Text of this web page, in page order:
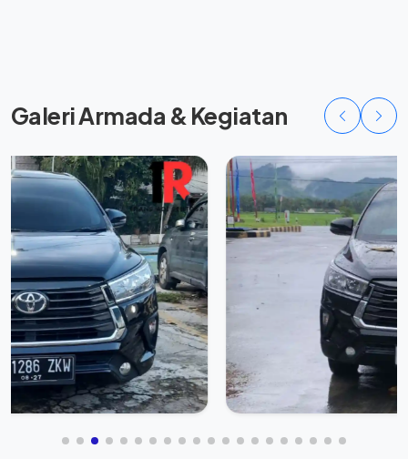
Galeri Armada & Kegiatan